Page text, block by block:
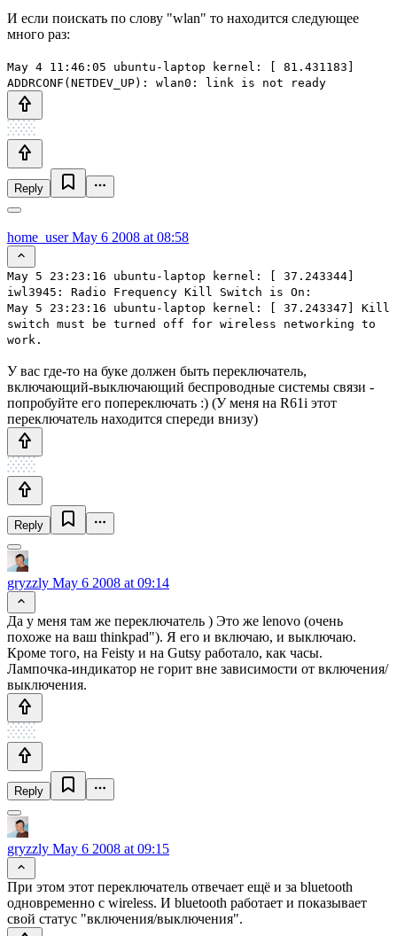
И если поискать по слову "wlan" то находится следующее
много раз:
May 4 11:46:05 ubuntu-laptop kernel: [ 81.431183]
ADDRCONF(NETDEV_UP): wlan0: link is not ready
Reply
home_userMay 6 2008 at 08:58
May 5 23:23:16 ubuntu-laptop kernel: [ 37.243344]
iwl3945: Radio Frequency Kill Switch is On:
May 5 23:23:16 ubuntu-laptop kernel: [ 37.243347] Kill
switch must be turned off for wireless networking to
work.
У вас где-то на буке должен быть переключатель,
включающий-выключающий беспроводные системы связи -
попробуйте его попереключать :) (У меня на R61i этот
переключатель находится спереди внизу)
Reply
gryzzly May 6 2008 at 09:14
Да у меня там же переключатель ) Это же lenovo (очень
похоже на ваш thinkpad"). Я его и включаю, и выключаю.
Кроме того, на Feisty и на Gutsy работало, как часы.
Лампочка-индикатор не горит вне зависимости от включения/
выключения.
Reply
gryzzly May 6 2008 at 09:15
При этом этот переключатель отвечает ещё и за bluetooth
одновременно с wireless. И bluetooth работает и показывает
свой статус "включения/выключения".